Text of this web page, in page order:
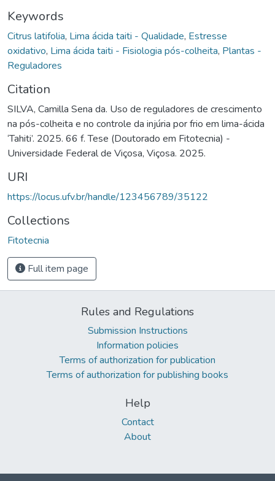
Keywords
Citrus latifolia, Lima ácida taiti - Qualidade, Estresse
oxidativo, Lima ácida taiti - Fisiologia pós-colheita, Plantas -
Reguladores
Citation
SILVA, Camilla Sena da. Uso de reguladores de crescimento
na pós-colheita e no controle da injúria por frio em lima-ácida
‘Tahiti’. 2025. 66 f. Tese (Doutorado em Fitotecnia) -
Universidade Federal de Viçosa, Viçosa. 2025.
URI
https://locus.ufv.br/handle/123456789/35122
Collections
Fitotecnia
Full item page
Rules and Regulations
Submission Instructions
Information policies
Terms of authorization for publication
Terms of authorization for publishing books
Help
Contact
About